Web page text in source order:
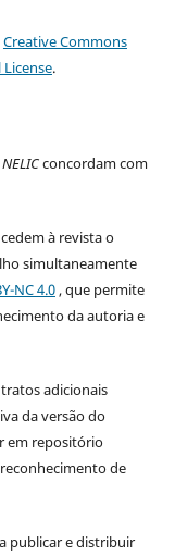
Creative Commons
.
concordam com
à revista o
simultaneamente
NC 4.0, que permite
da autoria e
adicionais
da versão do
em repositório
de
publicar e distribuir